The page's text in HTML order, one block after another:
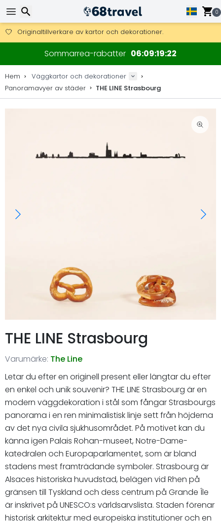
0
Få fri frakt på beställningar över 2 875 kr.
DHL Express över natten är också tillgängligt.
30 dagar för retur, 90 dagar för träkartor och dekorationer.
Originaltillverkare av kartor och dekorationer.
Sommarrea-rabatter 06091921
Hem
Väggkartor och dekorationer
Panoramavyer av städer
THE LINE Strasbourg
THE LINE Strasbourg
Varumärke: The Line
Letar du efter en originell present eller längtar du efter
en enkel och unik souvenir? THE LINE Strasbourg är en
modern väggdekoration i stål som fångar Strasbourgs
panorama i en ren minimalistisk linje sett från höjderna
av det nya civila sjukhusområdet. På motivet kan du
känna igen Palais Rohan-museet, Notre-Dame-
katedralen och Europaparlamentet, som är bland
stadens mest framträdande symboler. Strasbourg är
Alsaces historiska huvudstad, belägen vid Rhen på
gränsen till Tyskland och dess centrum på Grande Île
är inskrivet på UNESCO:s världsarvslista. Staden förenar
historisk arkitektur med europeiska institutioner och en
Sök